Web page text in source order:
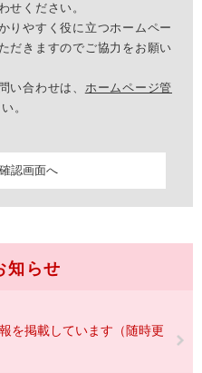
せください。
りやすく役に立つホームペー
だきますのでご協力をお願い
い合わせは、 ホームページ管
。
知らせ
を掲載しています（随時更